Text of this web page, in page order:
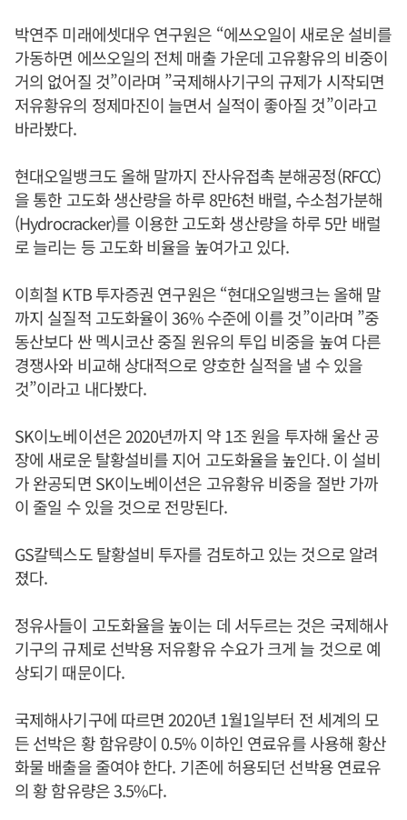
박연주 미래에셋대우 연구원은 “에쓰오일이 새로운 설비를
가동하면 에쓰오일의 전체 매출 가운데 고유황유의 비중이
거의 없어질 것”이라며 ”국제해사기구의 규제가 시작되면
저유황유의 정제마진이 늘면서 실적이 좋아질 것”이라고
바라봤다.
현대오일뱅크도 올해 말까지 잔사유접촉 분해공정(RFCC)
을 통한 고도화 생산량을 하루 8만6천 배럴, 수소첨가분해
(Hydrocracker)를 이용한 고도화 생산량을 하루 5만 배럴
로 늘리는 등 고도화 비율을 높여가고 있다.
이희철 KTB 투자증권 연구원은 “현대오일뱅크는 올해 말
까지 실질적 고도화율이 36% 수준에 이를 것”이라며 ”중
동산보다 싼 멕시코산 중질 원유의 투입 비중을 높여 다른
경쟁사와 비교해 상대적으로 양호한 실적을 낼 수 있을
것”이라고 내다봤다.
SK이노베이션은 2020년까지 약 1조 원을 투자해 울산 공
장에 새로운 탈황설비를 지어 고도화율을 높인다. 이 설비
가 완공되면 SK이노베이션은 고유황유 비중을 절반 가까
이 줄일 수 있을 것으로 전망된다.
GS칼텍스도 탈황설비 투자를 검토하고 있는 것으로 알려
졌다.
정유사들이 고도화율을 높이는 데 서두르는 것은 국제해사
기구의 규제로 선박용 저유황유 수요가 크게 늘 것으로 예
상되기 때문이다.
국제해사기구에 따르면 2020년 1월1일부터 전 세계의 모
든 선박은 황 함유량이 0.5% 이하인 연료유를 사용해 황산
화물 배출을 줄여야 한다. 기존에 허용되던 선박용 연료유
의 황 함유량은 3.5%다.